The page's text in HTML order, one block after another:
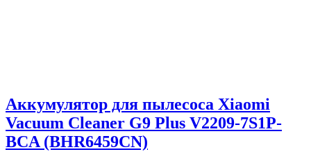
Аккумулятор для пылесоса Xiaomi
Vacuum Cleaner G9 Plus V2209-7S1P-
BCA (BHR6459CN)